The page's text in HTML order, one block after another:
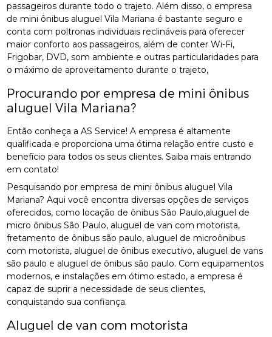
passageiros durante todo o trajeto. Além disso, o empresa
de mini ônibus aluguel Vila Mariana é bastante seguro e
conta com poltronas individuais reclináveis para oferecer
maior conforto aos passageiros, além de conter Wi-Fi,
Frigobar, DVD, som ambiente e outras particularidades para
o máximo de aproveitamento durante o trajeto,
Procurando por empresa de mini ônibus
aluguel Vila Mariana?
Então conheça a AS Service! A empresa é altamente
qualificada e proporciona uma ótima relação entre custo e
benefício para todos os seus clientes. Saiba mais entrando
em contato!
Pesquisando por empresa de mini ônibus aluguel Vila
Mariana? Aqui você encontra diversas opções de serviços
oferecidos, como locação de ônibus São Paulo,aluguel de
micro ônibus São Paulo, aluguel de van com motorista,
fretamento de ônibus são paulo, aluguel de microônibus
com motorista, aluguel de ônibus executivo, aluguel de vans
são paulo e aluguel de ônibus são paulo. Com equipamentos
modernos, e instalações em ótimo estado, a empresa é
capaz de suprir a necessidade de seus clientes,
conquistando sua confiança.
Aluguel de van com motorista